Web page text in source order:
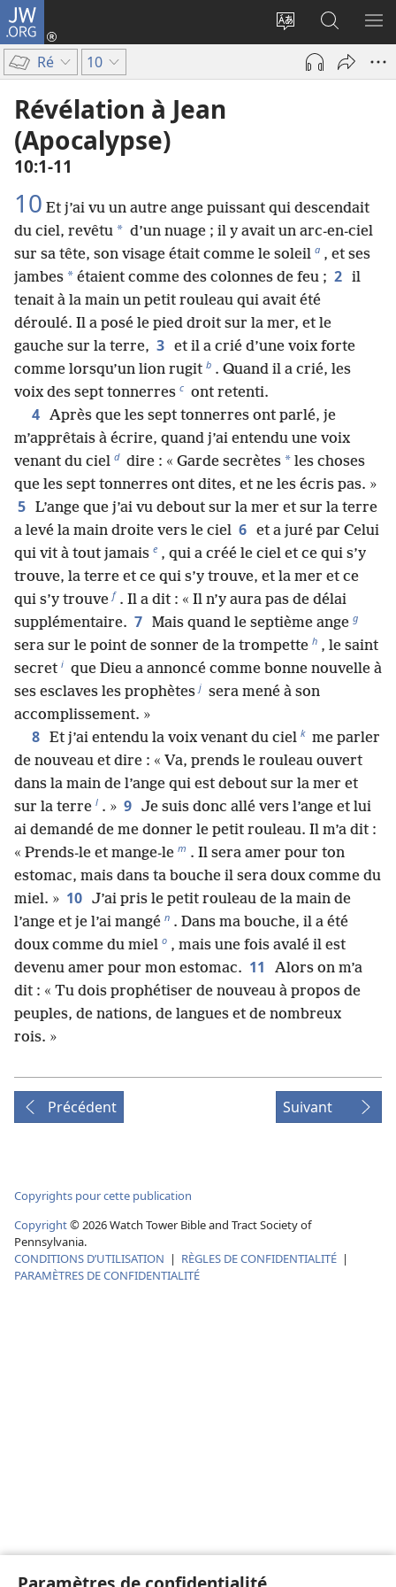
JW.ORG
Changer
langue
Se
connecter
sur
JW.ORG
Ré 10
Révélation à Jean
(Apocalypse)
10​:​1-11
10 Et j’ai vu un autre ange puissant qui descendait
du ciel, revêtu * d’un nuage ; il y avait un arc-en-ciel
sur sa tête, son visage était comme le soleil a , et ses
jambes * étaient comme des colonnes de feu ; 2 il
tenait à la main un petit rouleau qui avait été
déroulé. Il a posé le pied droit sur la mer, et le
gauche sur la terre, 3 et il a crié d’une voix forte
comme lorsqu’un lion rugit b . Quand il a crié, les
voix des sept tonnerres c ont retenti.
4 Après que les sept tonnerres ont parlé, je
m’apprêtais à écrire, quand j’ai entendu une voix
venant du ciel d dire : « Garde secrètes * les choses
que les sept tonnerres ont dites, et ne les écris pas. »
5 L’ange que j’ai vu debout sur la mer et sur la terre
a levé la main droite vers le ciel 6 et a juré par Celui
qui vit à tout jamais e , qui a créé le ciel et ce qui s’y
trouve, la terre et ce qui s’y trouve, et la mer et ce
qui s’y trouve f . Il a dit : « Il n’y aura pas de délai
supplémentaire. 7 Mais quand le septième ange g
sera sur le point de sonner de la trompette h , le saint
secret i que Dieu a annoncé comme bonne nouvelle à
ses esclaves les prophètes j sera mené à son
accomplissement. »
8 Et j’ai entendu la voix venant du ciel k me parler
de nouveau et dire : « Va, prends le rouleau ouvert
dans la main de l’ange qui est debout sur la mer et
sur la terre l . » 9 Je suis donc allé vers l’ange et lui
ai demandé de me donner le petit rouleau. Il m’a dit :
« Prends-le et mange-le m . Il sera amer pour ton
estomac, mais dans ta bouche il sera doux comme du
miel. » 10 J’ai pris le petit rouleau de la main de
l’ange et je l’ai mangé n . Dans ma bouche, il a été
doux comme du miel o , mais une fois avalé il est
devenu amer pour mon estomac. 11
Alors on m’a
dit : « Tu dois prophétiser de nouveau à propos de
peuples, de nations, de langues et de nombreux
rois. »
Précédent Suivant
Copyrights pour cette publication
Copyright© 2026Watch Tower Bible and Tract Society of
Pennsylvania.
CONDITIONS D’UTILISATION | RÈGLES DE CONFIDENTIALITÉ |
PARAMÈTRES DE CONFIDENTIALITÉ